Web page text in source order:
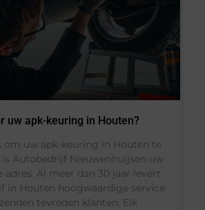
uw apk-keuring in Houten?
om uw apk-keuring in Houten te
is Autobedrijf Nieuwenhuijsen uw
adres. Al meer dan 30 jaar levert
in Houten hoogwaardige service
tevreden klanten. Elk